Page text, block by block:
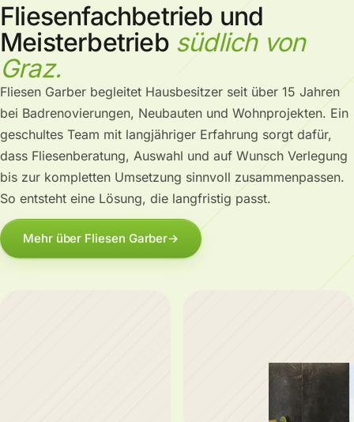
Fliesenfachbetrieb und
Meisterbetrieb südlich von
Graz.
Fliesen Garber begleitet Hausbesitzer seit über 15 Jahren
bei Badrenovierungen, Neubauten und Wohnprojekten. Ein
geschultes Team mit langjähriger Erfahrung sorgt dafür,
dass Fliesenberatung, Auswahl und auf Wunsch Verlegung
bis zur kompletten Umsetzung sinnvoll zusammenpassen.
So entsteht eine Lösung, die langfristig passt.
Mehr über Fliesen Garber→